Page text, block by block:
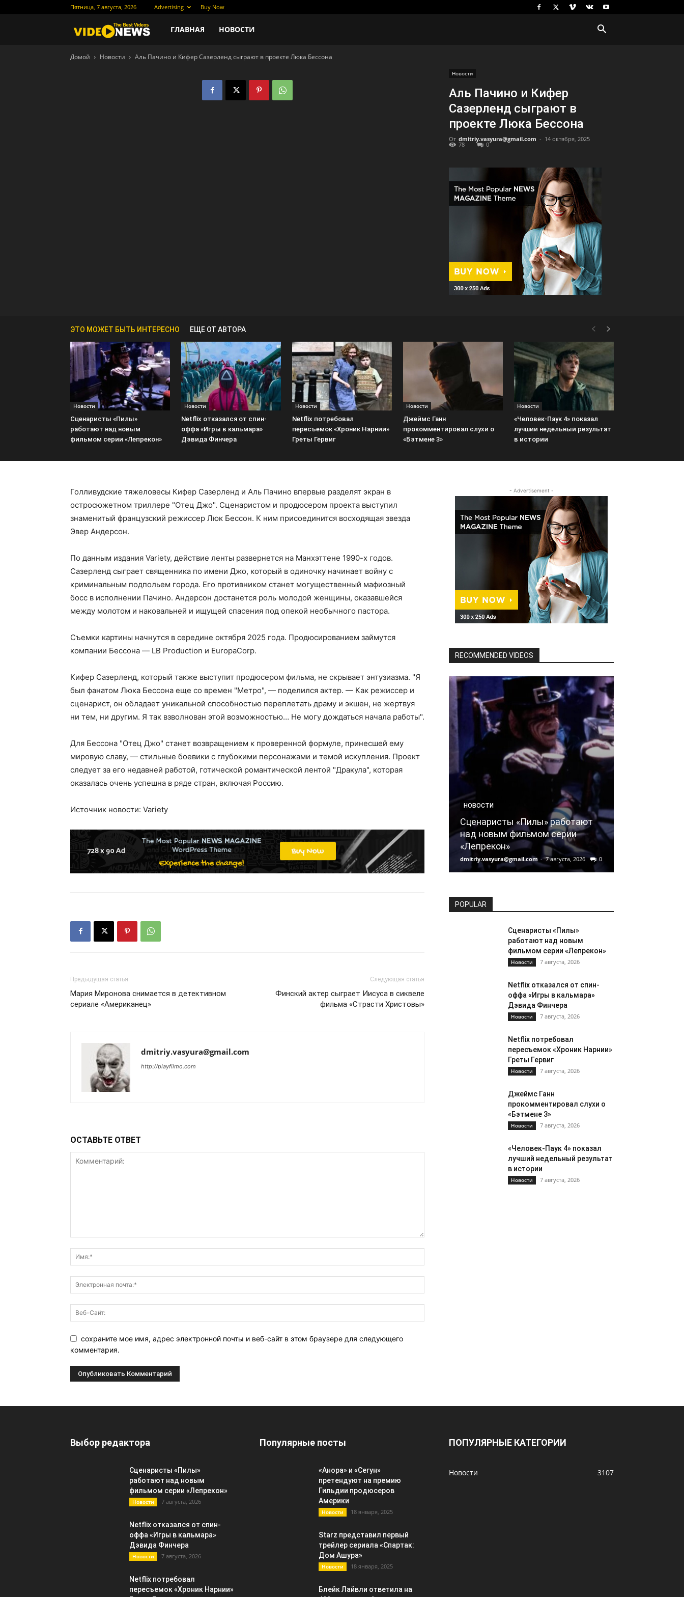
Пятница, 7 августа, 2026 Advertising Buy Now
Новости
кино
ГЛАВНАЯ НОВОСТИ
Домой Новости Аль Пачино и Кифер Сазерленд сыграют в проекте Люка Бессона
Новости
Аль Пачино и Кифер
Сазерленд сыграют в
проекте Люка Бессона
От dmitriy.vasyura@gmail.com - 14 октября, 2025
78 0
ЭТО МОЖЕТ БЫТЬ ИНТЕРЕСНО ЕЩЕ ОТ АВТОРА
Новости
Сценаристы «Пилы»
работают над новым
фильмом серии «Лепрекон»
Новости
Netflix отказался от спин-
оффа «Игры в кальмара»
Дэвида Финчера
Новости
Netflix потребовал
пересъемок «Хроник Нарнии»
Греты Гервиг
Новости
Джеймс Ганн
прокомментировал слухи о
«Бэтмене 3»
Новости
«Человек-Паук 4» показал
лучший недельный результат
в истории
Голливудские тяжеловесы Кифер Сазерленд и Аль Пачино впервые разделят экран в
остросюжетном триллере "Отец Джо". Сценаристом и продюсером проекта выступил
знаменитый французский режиссер Люк Бессон. К ним присоединится восходящая звезда
Эвер Андерсон.
По данным издания Variety, действие ленты развернется на Манхэттене 1990-х годов.
Сазерленд сыграет священника по имени Джо, который в одиночку начинает войну с
криминальным подпольем города. Его противником станет могущественный мафиозный
босс в исполнении Пачино. Андерсон достанется роль молодой женщины, оказавшейся
между молотом и наковальней и ищущей спасения под опекой необычного пастора.
Съемки картины начнутся в середине октября 2025 года. Продюсированием займутся
компании Бессона — LB Production и EuropaCorp.
Кифер Сазерленд, который также выступит продюсером фильма, не скрывает энтузиазма. "Я
был фанатом Люка Бессона еще со времен "Метро", — поделился актер. — Как режиссер и
сценарист, он обладает уникальной способностью переплетать драму и экшен, не жертвуя
ни тем, ни другим. Я так взволнован этой возможностью… Не могу дождаться начала работы".
Для Бессона "Отец Джо" станет возвращением к проверенной формуле, принесшей ему
мировую славу, — стильные боевики с глубокими персонажами и темой искупления. Проект
следует за его недавней работой, готической романтической лентой "Дракула", которая
оказалась очень успешна в ряде стран, включая Россию.
Источник новости: Variety
Предыдущая статья
Мария Миронова снимается в детективном
сериале «Американец»
Следующая статья
Финский актер сыграет Иисуса в сиквеле
фильма «Страсти Христовы»
dmitriy.vasyura@gmail.com
http://playfilmo.com
ОСТАВЬТЕ ОТВЕТ
сохраните мое имя, адрес электронной почты и веб-сайт в этом браузере для следующего
комментария.
- Advertisement -
RECOMMENDED VIDEOS
НОВОСТИ
Сценаристы «Пилы» работают
над новым фильмом серии
«Лепрекон»
dmitriy.vasyura@gmail.com - 7 августа, 2026 0
POPULAR
Сценаристы «Пилы»
работают над новым
фильмом серии «Лепрекон»
Новости 7 августа, 2026
Netflix отказался от спин-
оффа «Игры в кальмара»
Дэвида Финчера
Новости 7 августа, 2026
Netflix потребовал
пересъемок «Хроник Нарнии»
Греты Гервиг
Новости 7 августа, 2026
Джеймс Ганн
прокомментировал слухи о
«Бэтмене 3»
Новости 7 августа, 2026
«Человек-Паук 4» показал
лучший недельный результат
в истории
Новости 7 августа, 2026
Выбор редактора
Сценаристы «Пилы»
работают над новым
фильмом серии «Лепрекон»
Новости 7 августа, 2026
Netflix отказался от спин-
оффа «Игры в кальмара»
Дэвида Финчера
Новости 7 августа, 2026
Netflix потребовал
пересъемок «Хроник Нарнии»
Популярные посты
«Анора» и «Сегун»
претендуют на премию
Гильдии продюсеров
Америки
Новости 18 января, 2025
Starz представил первый
трейлер сериала «Спартак:
Дом Ашура»
Новости 18 января, 2025
Блейк Лайвли ответила на
ПОПУЛЯРНЫЕ КАТЕГОРИИ
Новости 3107